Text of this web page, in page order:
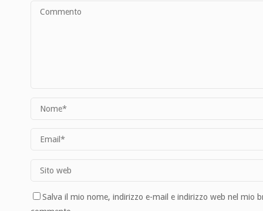
Salva il mio nome, indirizzo e-mail e indirizzo web nel mio